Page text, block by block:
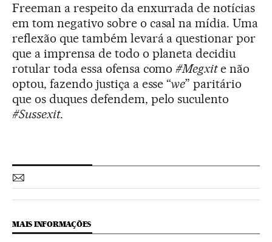
Freeman a respeito da enxurrada de notícias
em tom negativo sobre o casal na mídia. Uma
reflexão que também levará a questionar por
que a imprensa de todo o planeta decidiu
rotular toda essa ofensa como#Megxite não
optou, fazendo justiça a esse “we” paritário
que os duques defendem, pelo suculento
#Sussexit.
MAIS INFORMAÇÕES